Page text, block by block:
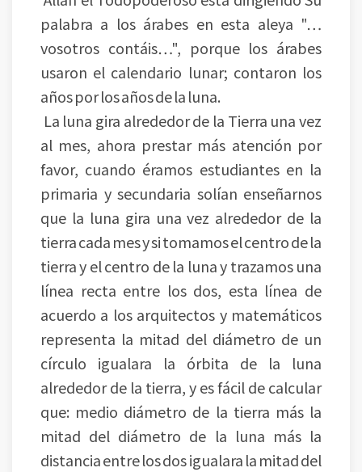
palabra a los árabes en esta aleya "…
vosotros contáis…", porque los árabes
usaron el calendario lunar; contaron los
años por los años de la luna.
La luna gira alrededor de la Tierra una vez
al mes, ahora prestar más atención por
favor, cuando éramos estudiantes en la
primaria y secundaria solían enseñarnos
que la luna gira una vez alrededor de la
tierra cada mes y si tomamos el centro de la
tierra y el centro de la luna y trazamos una
línea recta entre los dos, esta línea de
acuerdo a los arquitectos y matemáticos
representa la mitad del diámetro de un
círculo igualara la órbita de la luna
alrededor de la tierra, y es fácil de calcular
que: medio diámetro de la tierra más la
mitad del diámetro de la luna más la
distancia entre los dos igualara la mitad del